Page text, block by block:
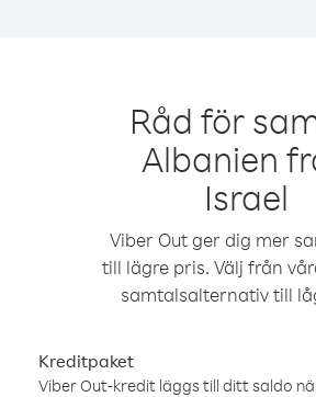
Råd för
Albanien
Israel
Viber Out ger dig mer
till lägre pris. Välj från
samtalsalternativ till
Kreditpaket
Viber Out-kredit läggs till ditt saldo